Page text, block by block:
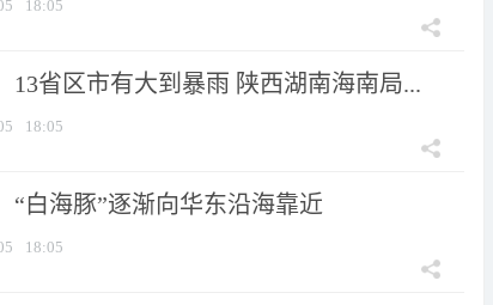
18:05
13省区市有大到暴雨 陕西湖南海南局...
18:05
“白海豚”逐渐向华东沿海靠近
18:05